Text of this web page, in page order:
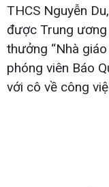
THCS Nguyễn
được Trung
thưởng “Nhà
phóng viên Báo
với cô về công